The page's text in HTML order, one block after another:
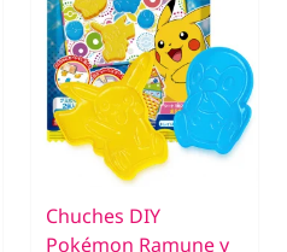
Chuches DIY
Pokémon Ramune y